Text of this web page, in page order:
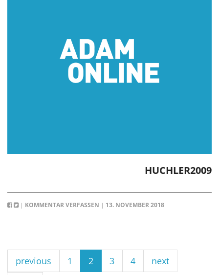
HUCHLER2009
| KOMMENTAR VERFASSEN | 13. NOVEMBER 2018
previous 1 2 3 4 next